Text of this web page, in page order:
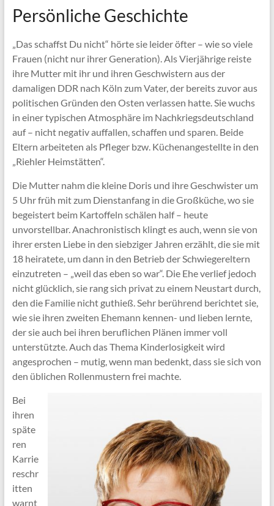
Persönliche Geschichte
„Das schaffst Du nicht“ hörte sie leider öfter – wie so viele
Frauen (nicht nur ihrer Generation). Als Vierjährige reiste
ihre Mutter mit ihr und ihren Geschwistern aus der
damaligen DDR nach Köln zum Vater, der bereits zuvor aus
politischen Gründen den Osten verlassen hatte. Sie wuchs
in einer typischen Atmosphäre im Nachkriegsdeutschland
auf – nicht negativ auffallen, schaffen und sparen. Beide
Eltern arbeiteten als Pfleger bzw. Küchenangestellte in den
„Riehler Heimstätten“.
Die Mutter nahm die kleine Doris und ihre Geschwister um
5 Uhr früh mit zum Dienstanfang in die Großküche, wo sie
begeistert beim Kartoffeln schälen half – heute
unvorstellbar. Anachronistisch klingt es auch, wenn sie von
ihrer ersten Liebe in den siebziger Jahren erzählt, die sie mit
18 heiratete, um dann in den Betrieb der Schwiegereltern
einzutreten – „weil das eben so war“. Die Ehe verlief jedoch
nicht glücklich, sie rang sich privat zu einem Neustart durch,
den die Familie nicht guthieß. Sehr berührend berichtet sie,
wie sie ihren zweiten Ehemann kennen- und lieben lernte,
der sie auch bei ihren beruflichen Plänen immer voll
unterstützte. Auch das Thema Kinderlosigkeit wird
angesprochen – mutig, wenn man bedenkt, dass sie sich von
den üblichen Rollenmustern frei machte.
Bei
ihren
späte
ren
Karrie
reschr
itten
warnt